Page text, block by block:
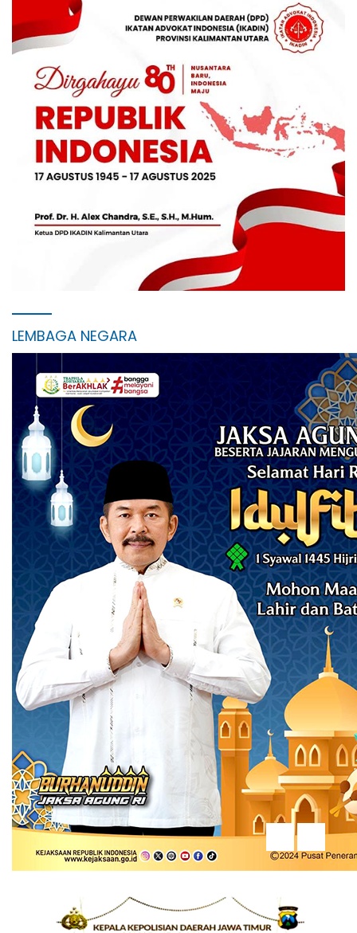
LEMBAGA NEGARA